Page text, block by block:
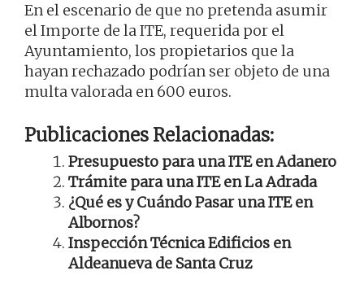
En el escenario de que no pretenda asumir
el Importe de la ITE, requerida por el
Ayuntamiento, los propietarios que la
hayan rechazado podrían ser objeto de una
multa valorada en 600 euros.
Publicaciones Relacionadas:
Presupuesto para una ITE en Adanero
Trámite para una ITE en La Adrada
¿Qué es y Cuándo Pasar una ITE en
Albornos?
Inspección Técnica Edificios en
Aldeanueva de Santa Cruz